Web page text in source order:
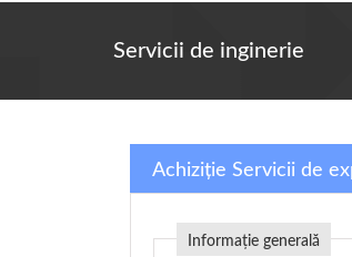
Servicii de inginerie
Achiziție Servicii de
Informație generală